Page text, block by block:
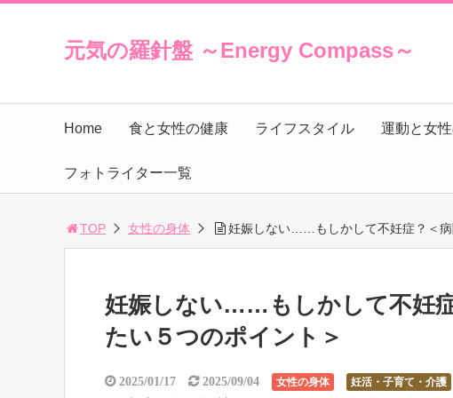
元気の羅針盤 ～Energy Compass～
Home 食と女性の健康 ライフスタイル 運動と女
フォトライター一覧
TOP 女性の身体 妊娠しない……もしかして不妊症？＜病
妊娠しない……もしかして不妊
たい５つのポイント＞
2025/01/17 2025/09/04 女性の身体 妊活・子育て・介護